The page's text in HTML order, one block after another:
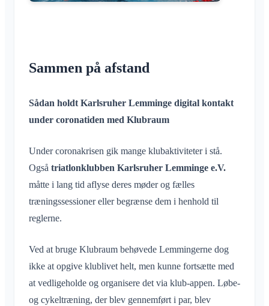
Sammen på afstand
Sådan holdt Karlsruher Lemminge digital kontakt
under coronatiden med Klubraum
Under coronakrisen gik mange klubaktiviteter i stå.
Også triatlonklubben Karlsruher Lemminge e.V.
måtte i lang tid aflyse deres møder og fælles
træningssessioner eller begrænse dem i henhold til
reglerne.
Ved at bruge Klubraum behøvede Lemmingerne dog
ikke at opgive klublivet helt, men kunne fortsætte med
at vedligeholde og organisere det via klub-appen. Løbe-
og cykeltræning, der blev gennemført i par, blev